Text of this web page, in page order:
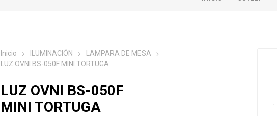
Inicio ILUMINACIÓN
LAMPARA DE MESA
LUZ OVNI BS-050F MINI TORTUGA
LUZ OVNI BS-050F
MINI TORTUGA